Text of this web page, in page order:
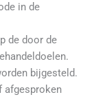
in de
de door de
bijgesteld.
afgesproken